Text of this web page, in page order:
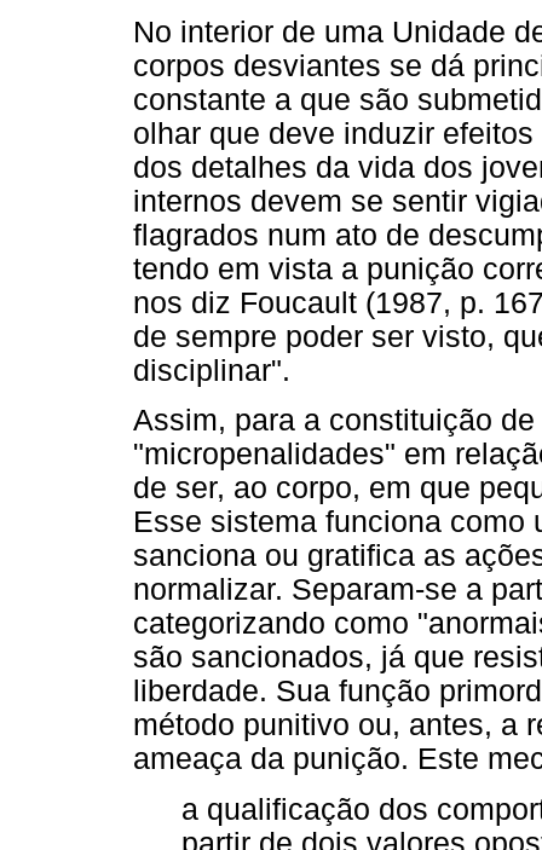
No interior de uma Unidade
corpos desviantes se dá
constante a que são
olhar que deve induzir
dos detalhes da vida dos
internos devem se sentir
flagrados num ato de
tendo em vista a punição
nos diz Foucault (1987, p.
de sempre poder ser visto,
disciplinar".
Assim, para a constituição
"micropenalidades" em
de ser, ao corpo, em que
Esse sistema funciona como
sanciona ou gratifica as
normalizar. Separam-se a
categorizando como
são sancionados, já que
liberdade. Sua função
método punitivo ou, antes, a
ameaça da punição. Este
a qualificação dos
partir de dois valores